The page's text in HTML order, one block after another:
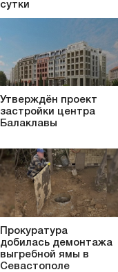
сутки
Утверждён проект
застройки центра
Балаклавы
Прокуратура
добилась демонтажа
выгребной ямы в
Севастополе